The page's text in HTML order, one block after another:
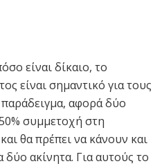
είναι δίκαιο, το
είναι σημαντικό για τους
παράδειγμα, αφορά δύο
συμμετοχή στη
θα πρέπει να κάνουν και
δύο ακίνητα. Για αυτούς το